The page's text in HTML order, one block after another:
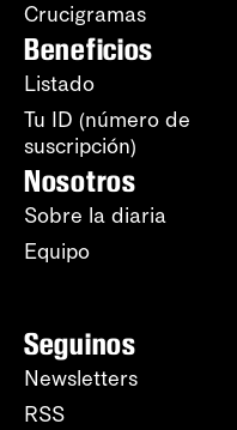
Crucigramas
Beneficios
Listado
Tu ID (número de
suscripción)
Nosotros
Sobre la diaria
Equipo
Seguinos
Newsletters
RSS